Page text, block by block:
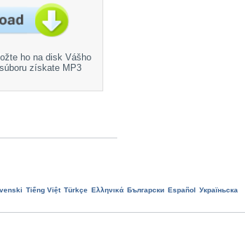
ho na disk Vášho
získate MP3
Tiếng Việt Türkçe Ελληνικά Български Еspañol
Україньска